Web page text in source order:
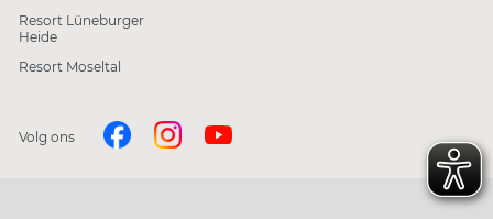
Resort Lüneburger
Heide
Resort Moseltal
Volg ons